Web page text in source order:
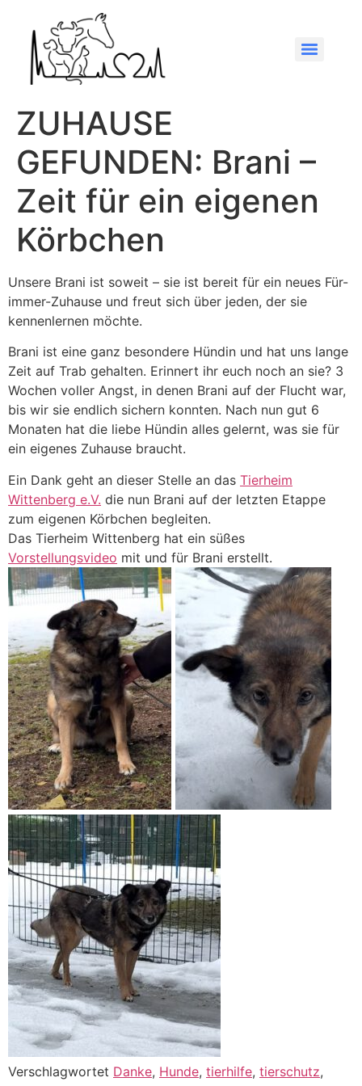
ZUHAUSE
GEFUNDEN: Brani –
Zeit für ein eigenen
Körbchen
Unsere Brani ist soweit – sie ist bereit für ein neues Für-
immer-Zuhause und freut sich über jeden, der sie
kennenlernen möchte.
Brani ist eine ganz besondere Hündin und hat uns lange
Zeit auf Trab gehalten. Erinnert ihr euch noch an sie? 3
Wochen voller Angst, in denen Brani auf der Flucht war,
bis wir sie endlich sichern konnten. Nach nun gut 6
Monaten hat die liebe Hündin alles gelernt, was sie für
ein eigenes Zuhause braucht.
Ein Dank geht an dieser Stelle an das Tierheim
Wittenberg e.V. die nun Brani auf der letzten Etappe
zum eigenen Körbchen begleiten.
Das Tierheim Wittenberg hat ein süßes
Vorstellungsvideo mit und für Brani erstellt.
Verschlagwortet Danke, Hunde, tierhilfe, tierschutz,